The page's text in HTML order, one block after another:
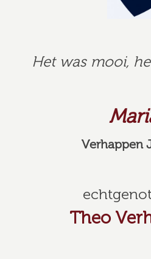
Het was mooi,
Verhappen
Theo